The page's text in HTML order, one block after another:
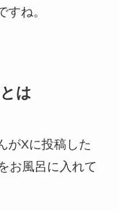
ね。
は
がXに投稿した
お風呂に入れて